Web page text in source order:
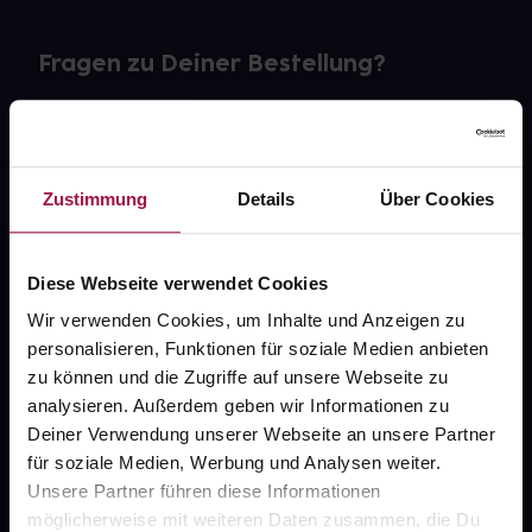
Zustimmung Details Über Cookies
Diese Webseite verwendet Cookies
Wir verwenden Cookies, um Inhalte und Anzeigen zu
personalisieren, Funktionen für soziale Medien anbieten
zu können und die Zugriffe auf unsere Webseite zu
analysieren. Außerdem geben wir Informationen zu
Deiner Verwendung unserer Webseite an unsere Partner
für soziale Medien, Werbung und Analysen weiter.
Unsere Partner führen diese Informationen
möglicherweise mit weiteren Daten zusammen, die Du
Fragen zu Deiner Bestellung?
gesund.de
Über uns
Karriere
Newsletter